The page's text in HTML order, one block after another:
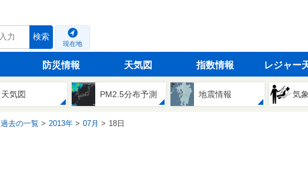
検索
現在地
防災情報 天気図 指数情報 レジャー
天気図 PM2.5分布予測 地震情報 気
過去の一覧 2013年 07月 18日